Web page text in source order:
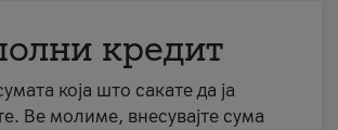
кредит
која што сакате да ја
Ве молиме, внесувајте сума